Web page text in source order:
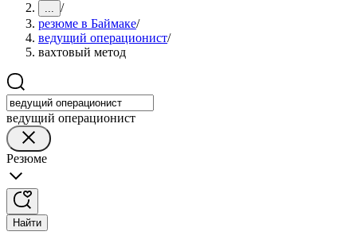
... /
резюме в Баймаке/
ведущий операционист/
вахтовый метод
ведущий операционист
Резюме
Найти